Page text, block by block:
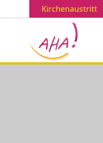
Kirchenaustritt